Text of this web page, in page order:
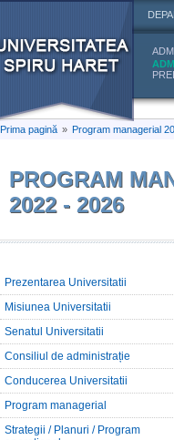
Prima pagină » Program managerial
PROGRAM
2022 - 2026
Prezentarea Universitatii
Misiunea Universitatii
Senatul Universitatii
Consiliul de administrație
Conducerea Universitatii
Program managerial
Strategii / Planuri / Program